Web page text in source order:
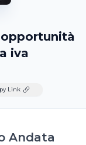
iva
Link
Andata